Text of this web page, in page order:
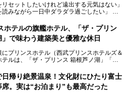
大注目の施設に一足先にお邪魔し、その全貌
ただきました！
き誇る桜、魚たちが泳ぐ水風呂、そしてバ
わせる休憩スペース…。驚きの連続だった館
ートします！
リセットしたいけれど遠出する元気はない」
読みながら一日中ダラダラ過ごしたい」
たい」という願いを叶えてくれるのが、神
ウナや岩盤浴、一日中遊べるエンタメ施設
味わえるスーパー銭湯が数多く揃っていま
多いはず。
奈川県内の人気施設26選を「安さ」「岩
ホテルの旗艦ホテル、「ザ・プリン
」で味わう建築美と優雅な休日
プリンスホテル（西武プリンスホテルズ＆
ルは、「ザ・プリンス 箱根芦ノ湖」「芦
リンスホテル」と4軒あり、今回ご紹介する
箱根芦ノ湖」は、その中でもフラッグシッ
置づけられる特別なホテルです。
日帰り絶景温泉！文化財にひたり富士
。実は“お泊まり”も最高だった